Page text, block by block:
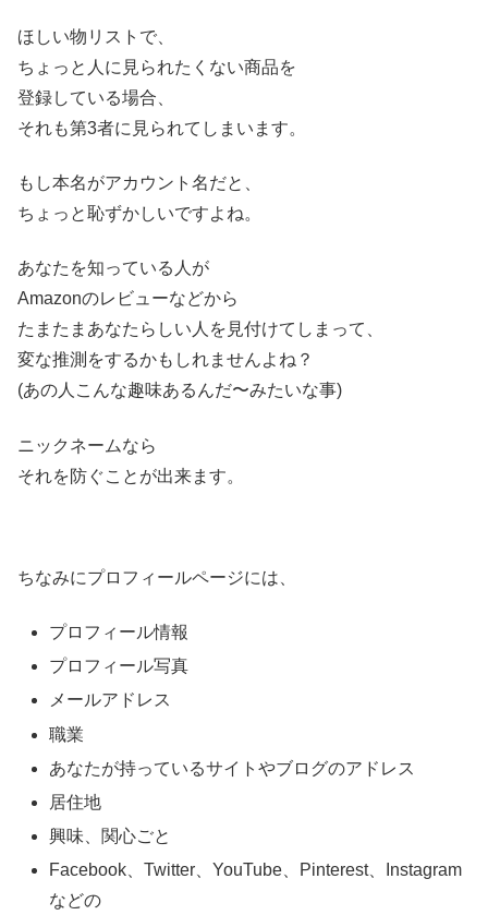
ほしい物リストで、
ちょっと人に見られたくない商品を
登録している場合、
それも第3者に見られてしまいます。
もし本名がアカウント名だと、
ちょっと恥ずかしいですよね。
あなたを知っている人が
Amazonのレビューなどから
たまたまあなたらしい人を見付けてしまって、
変な推測をするかもしれませんよね？
(あの人こんな趣味あるんだ〜みたいな事)
ニックネームなら
それを防ぐことが出来ます。
ちなみにプロフィールページには、
プロフィール情報
プロフィール写真
メールアドレス
職業
あなたが持っているサイトやブログのアドレス
居住地
興味、関心ごと
Facebook、Twitter、YouTube、Pinterest、Instagram
などの